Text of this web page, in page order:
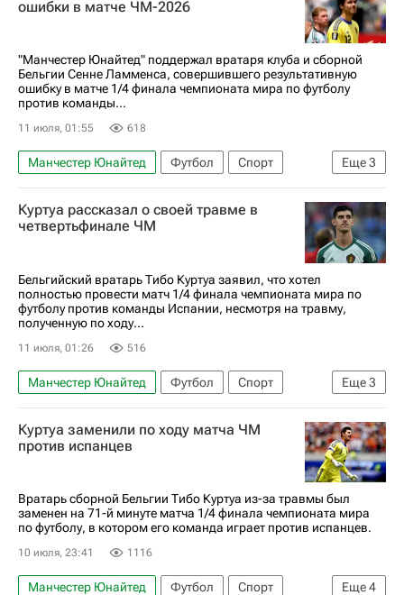
ошибки в матче ЧМ-2026
"Манчестер Юнайтед" поддержал вратаря клуба и сборной
Бельгии Сенне Ламменса, совершившего результативную
ошибку в матче 1/4 финала чемпионата мира по футболу
против команды...
11 июля, 01:55 618
Еще3
Манчестер Юнайтед Футбол
Спорт
Сенне Ламменс
Тибо Куртуа
ЧМ по футболу 2026
Куртуа рассказал о своей травме в
четвертьфинале ЧМ
Бельгийский вратарь Тибо Куртуа заявил, что хотел
полностью провести матч 1/4 финала чемпионата мира по
футболу против команды Испании, несмотря на травму,
полученную по ходу...
11 июля, 01:26 516
Еще3
Манчестер Юнайтед Футбол
Спорт
Тибо Куртуа
Сенне Ламменс Реал Мадрид
Куртуа заменили по ходу матча ЧМ
против испанцев
Вратарь сборной Бельгии Тибо Куртуа из-за травмы был
заменен на 71-й минуте матча 1/4 финала чемпионата мира
по футболу, в котором его команда играет против испанцев.
10 июля, 23:41 1116
Еще4
Манчестер Юнайтед Футбол
Спорт